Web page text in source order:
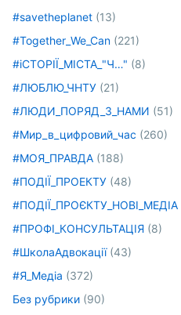
#savetheplanet (13)
#Together_We_Can (221)
#іСТОРІЇ_МІСТА_"Ч…" (8)
#ЛЮБЛЮ_ЧНТУ (21)
#ЛЮДИ_ПОРЯД_З_НАМИ (51)
#Мир_в_цифровий_час (260)
#МОЯ_ПРАВДА (188)
#ПОДІЇ_ПРОЕКТУ (48)
#ПОДІЇ_ПРОЄКТУ_НОВІ_МЕДІА
#ПРОФІ_КОНСУЛЬТАЦІЯ (8)
#ШколаАдвокації(43)
#Я_Медіа (372)
Без рубрики (90)